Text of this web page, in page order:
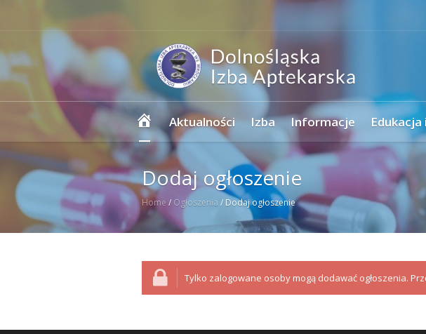
Strona
główna
Aktualności Izba Informacje
Dodaj ogłoszenie
Home / Ogłoszenia / Dodaj ogłoszenie
Tylko zalogowane osoby mogą dodawać ogłoszenia.